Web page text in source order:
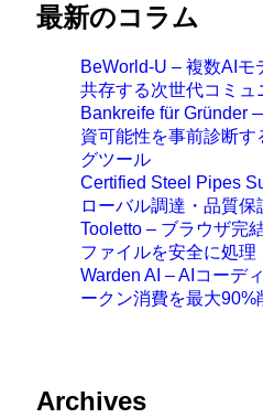
最新のコラム
BeWorld-U – 複数AI
共存する次世代コミュ
Bankreife für Gründer
資可能性を事前診断
グツール
Certified Steel Pipes
ローバル調達・品質
Tooletto – ブラウザ完
ファイルを安全に処理
Warden AI – AIコーデ
ークン消費を最大
Archives